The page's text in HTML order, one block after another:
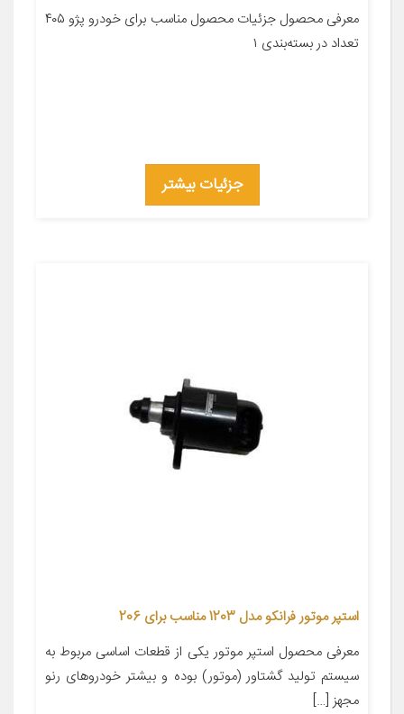
معرفی محصول جزئیات محصول مناسب برای خودرو پژو ۴۰۵
تعداد در بسته‌بندی ۱
جزئیات بیشتر
استپر موتور فرانکو مدل 1203 مناسب برای 206
معرفی محصول استپر موتور یکی از قطعات اساسی مربوط به
سیستم تولید گشتاور (موتور) بوده و بیشتر خودروهای رنو
مجهز […]